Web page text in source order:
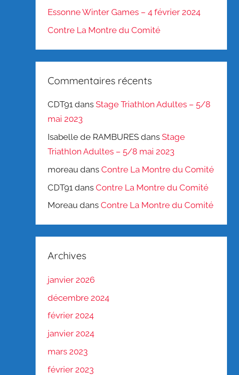
Essonne Winter Games – 4 février 2024
Contre La Montre du Comité
Commentaires récents
CDT91 dansStage Triathlon Adultes – 5/8
mai 2023
Isabelle de RAMBURES dansStage
Triathlon Adultes – 5/8 mai 2023
moreau dansContre La Montre du Comité
CDT91 dansContre La Montre du Comité
Moreau dansContre La Montre du Comité
Archives
janvier 2026
décembre 2024
février 2024
janvier 2024
mars 2023
février 2023